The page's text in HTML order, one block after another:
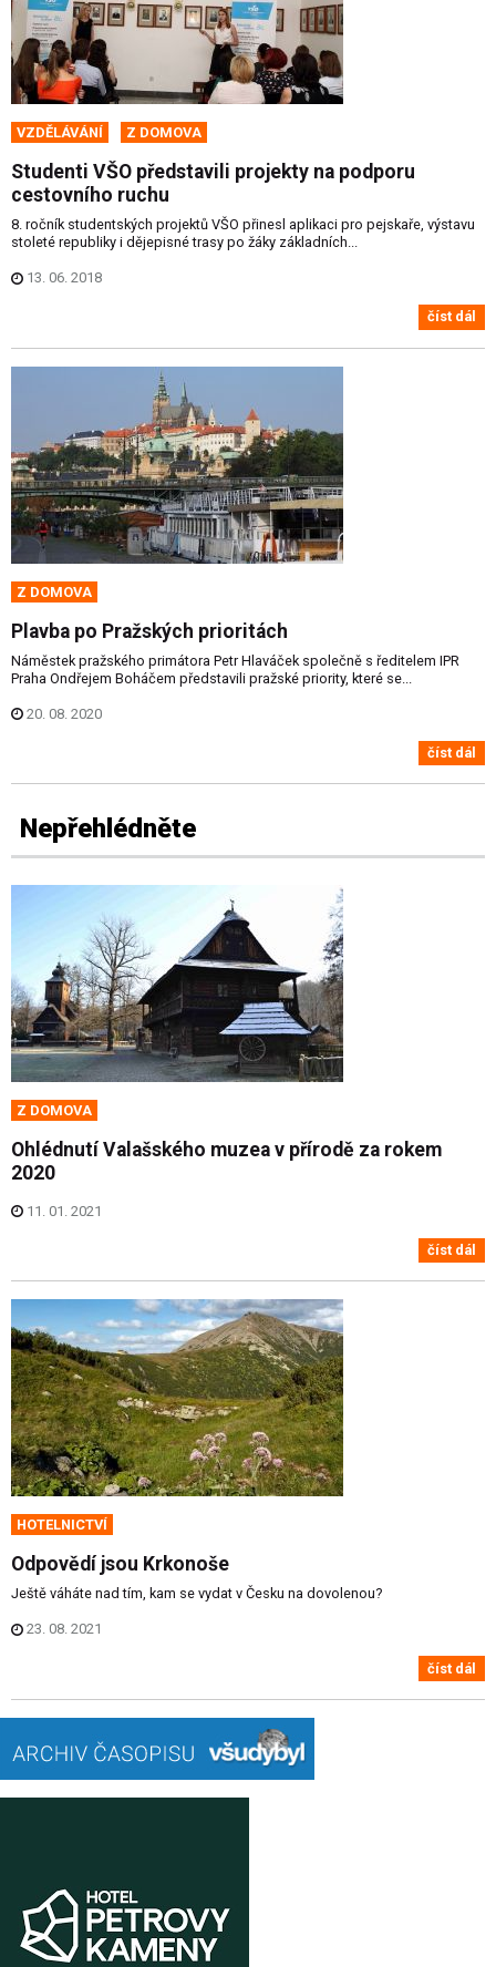
VZDĚLÁVÁNÍ Z DOMOVA
Studenti VŠO představili projekty na podporu
cestovního ruchu
8. ročník studentských projektů VŠO přinesl aplikaci pro pejskaře, výstavu
stoleté republiky i dějepisné trasy po žáky základních...
13. 06. 2018
číst dál
Z DOMOVA
Plavba po Pražských prioritách
Náměstek pražského primátora Petr Hlaváček společně s ředitelem IPR
Praha Ondřejem Boháčem představili pražské priority, které se...
20. 08. 2020
číst dál
Nepřehlédněte
Z DOMOVA
Ohlédnutí Valašského muzea v přírodě za rokem
2020
11. 01. 2021
číst dál
HOTELNICTVÍ
Odpovědí jsou Krkonoše
Ještě váháte nad tím, kam se vydat v Česku na dovolenou?
23. 08. 2021
číst dál